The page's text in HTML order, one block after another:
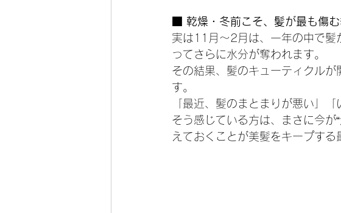
■ 乾燥・冬前こそ、髪が最も傷
実は11月〜2月は、一年の中で髪
ってさらに水分が奪われます。
その結果、髪のキューティクル
す。
「最近、髪のまとまりが悪い」
そう感じている方は、まさに今が
えておくことが美髪をキープする